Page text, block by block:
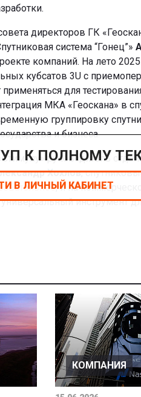
директоров ГК
система “Гонец”»
компаний. На лето
кубсатов 3U с
применяться для
МКА «Геоскана» в
группировку
и бизнеса.
руководитель
Хохлов,
, и на
инструмент
К ПОЛНОМУ
В ЛИЧНЫЙ КАБИНЕТ
КОМПАНИЯ